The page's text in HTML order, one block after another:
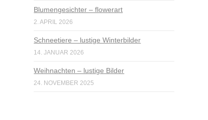
Blumengesichter – flowerart
2. APRIL 2026
Schneetiere – lustige Winterbilder
14. JANUAR 2026
Weihnachten – lustige Bilder
24. NOVEMBER 2025